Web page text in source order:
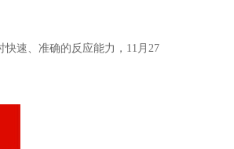
速、准确的反应能力，11月27